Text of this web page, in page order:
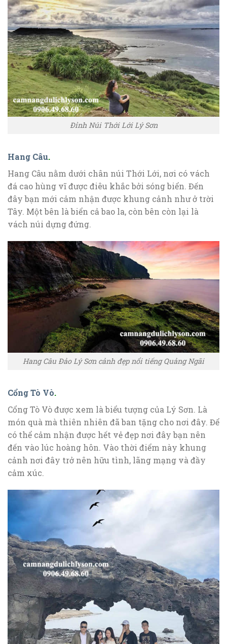
Đỉnh Núi Thới Lới Lý Sơn
Hang Câu.
Hang Câu nằm dưới chân núi Thới Lới, nơi có vách
đá cao hùng vĩ được điêu khắc bởi sóng biển. Đến
đây bạn mới cảm nhận được khung cảnh như ở trời
Tây. Một bên là biển cả bao la, còn bên còn lại là
vách núi dựng đứng.
Hang Câu Đảo Lý Sơn cảnh đẹp nổi tiếng Quảng Ngãi
Cổng Tò Vò.
Cổng Tò Vò được xem là biểu tượng của Lý Sơn. Là
món quà mà thiên nhiên đã ban tặng cho nơi đây. Để
có thể cảm nhận được hết vẻ đẹp nơi đây bạn nên
đến vào lúc hoàng hôn. Vào thời điểm này khung
cảnh nơi đây trở nên hữu tình, lãng mạng và đầy
cảm xúc.